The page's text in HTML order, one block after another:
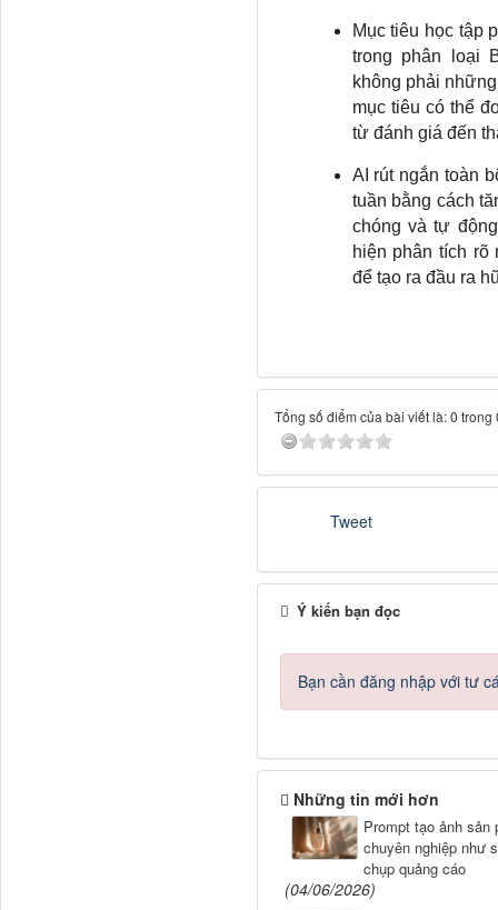
Mục tiêu học tập
trong phân loại
không phải
mục tiêu có thể
từ đánh giá đến
AI rút ngắn toàn
tuần bằng cách
chóng và tự
hiện phân tích
để tạo ra đầu ra
Tổng số điểm của bài viết là: 0 trong
Tweet
Ý kiến bạn đọc
Bạn cần đăng nhập với tư
Những tin mới hơn
Prompt tạo ảnh sản
chuyên nghiệp như
chụp quảng cáo
(04/06/2026)